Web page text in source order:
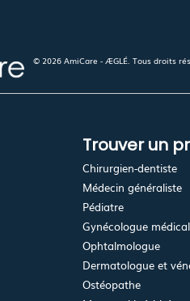
© 2026 AmiCare - ÆGLÉ. Tous droits
Trouver un
Chirurgien-dentiste
Médecin généraliste
Pédiatre
Gynécologue
Ophtalmologue
Dermatologue et
Ostéopathe